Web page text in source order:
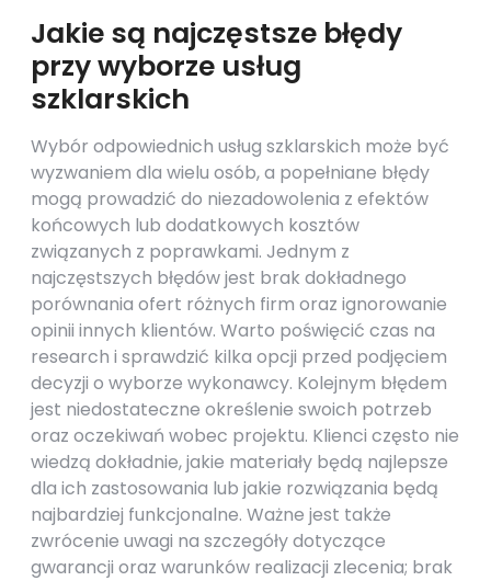
Jakie są najczęstsze błędy
przy wyborze usług
szklarskich
Wybór odpowiednich usług szklarskich może być
wyzwaniem dla wielu osób, a popełniane błędy
mogą prowadzić do niezadowolenia z efektów
końcowych lub dodatkowych kosztów
związanych z poprawkami. Jednym z
najczęstszych błędów jest brak dokładnego
porównania ofert różnych firm oraz ignorowanie
opinii innych klientów. Warto poświęcić czas na
research i sprawdzić kilka opcji przed podjęciem
decyzji o wyborze wykonawcy. Kolejnym błędem
jest niedostateczne określenie swoich potrzeb
oraz oczekiwań wobec projektu. Klienci często nie
wiedzą dokładnie, jakie materiały będą najlepsze
dla ich zastosowania lub jakie rozwiązania będą
najbardziej funkcjonalne. Ważne jest także
zwrócenie uwagi na szczegóły dotyczące
gwarancji oraz warunków realizacji zlecenia; brak